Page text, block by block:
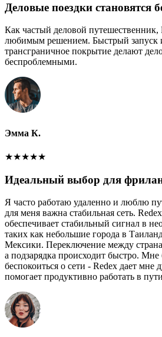
Деловые поездки становятся
Как частый деловой
любимым решением. Быстрый запуск
трансграничное покрытие делают
беспроблемными.
Эмма К.
★★★★★
Идеальный выбор для
Я часто работаю удаленно и люблю
для меня важна стабильная сеть.
обеспечивает стабильный сигнал в
таких как небольшие города в
Мексики. Переключение между
а подзарядка происходит быстро.
беспокоиться о сети - Redex дает мне
помогает продуктивно работать в